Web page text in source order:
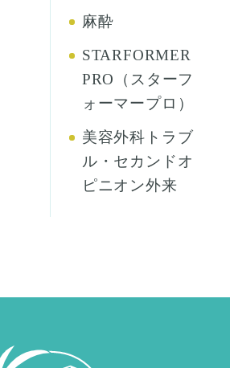
麻酔
STARFORMER
PRO（スターフ
ォーマープロ）
美容外科トラブ
ル・セカンドオ
ピニオン外来